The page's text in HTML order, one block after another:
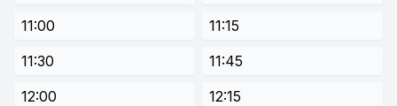
11:00
11:15
11:30
11:45
12:00
12:15